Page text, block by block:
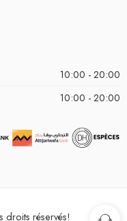
10:00 - 20:00
10:00 - 20:00
droits réservés!